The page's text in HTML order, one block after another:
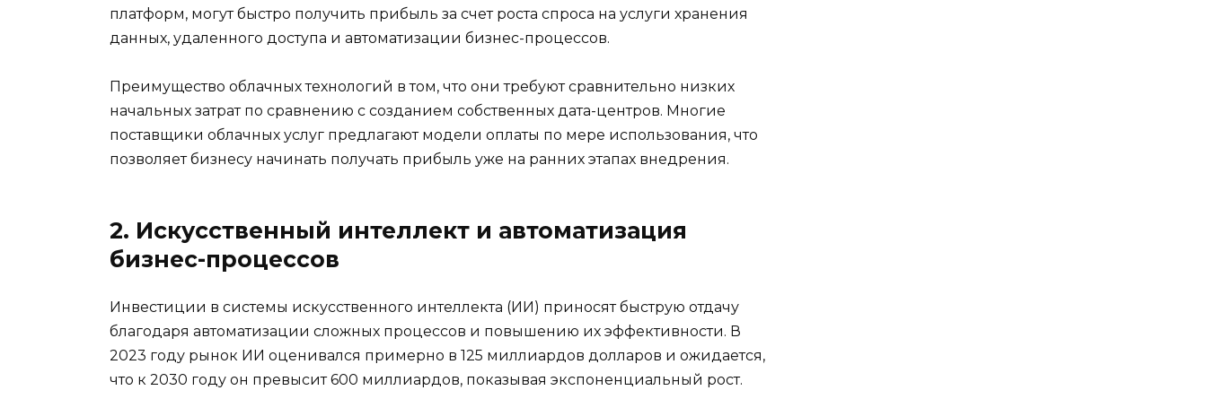
платформ, могут быстро получить прибыль за счет роста спроса на услуги хранения
данных, удаленного доступа и автоматизации бизнес-процессов.
Преимущество облачных технологий в том, что они требуют сравнительно низких
начальных затрат по сравнению с созданием собственных дата-центров. Многие
поставщики облачных услуг предлагают модели оплаты по мере использования, что
позволяет бизнесу начинать получать прибыль уже на ранних этапах внедрения.
2. Искусственный интеллект и автоматизация
бизнес-процессов
Инвестиции в системы искусственного интеллекта (ИИ) приносят быструю отдачу
благодаря автоматизации сложных процессов и повышению их эффективности. В
2023 году рынок ИИ оценивался примерно в 125 миллиардов долларов и ожидается,
что к 2030 году он превысит 600 миллиардов, показывая экспоненциальный рост.